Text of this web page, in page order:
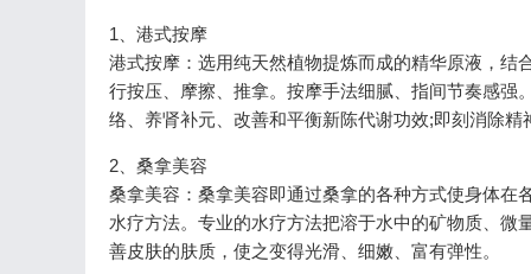
1、港式按摩
港式按摩：选用纯天然植物提炼而成的精华原液，
行按压、摩擦、推拿。按摩手法细腻、指间节奏感
络、养肾补元、改善和平衡新陈代谢功效;即刻消除
2、桑拿美容
桑拿美容：桑拿美容即通过桑拿的各种方式使身体在
水疗方法。专业的水疗方法把溶于水中的矿物质、
善皮肤的肤质，使之变得光滑、细嫩、富有弹性。